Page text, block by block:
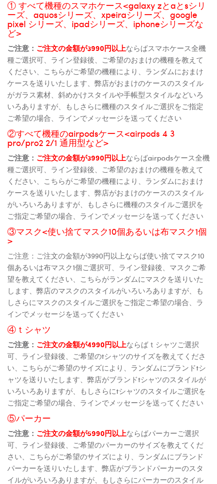
① すべて機種のスマホケース<galaxy zとaとsシリ
ーズ、aquosシリーズ、xpeiraシリーズ、google
pixel シリーズ、ipadシリーズ、iphoneシリーズな
ど>
ご注意： ご注文の金額が3990円以上ならばスマホケース全機
種ご選択可、ライン登録後、ご希望のおまけの機種を教えて
ください、こちらがご希望の機種により、ランダムにおまけ
ケースを送りいたします、弊店がおまけのケースのスタイル
がガラス素材、斜めかけスタイルや手帳型スタイルなどいろ
いろありますが、もしさらに機種のスタイルご選択をご指定
ご希望の場合、ラインでメッセージを送ってください
②すべて機種のairpodsケース<airpods 4 3
pro/pro2 2/1 通用型など>
ご注意： ご注文の金額が3990円以上ならばairpodsケース全機
種ご選択可、ライン登録後、ご希望のおまけの機種を教えて
ください、こちらがご希望の機種により、ランダムにおまけ
ケースを送りいたします、弊店がおまけのケースのスタイル
がいろいろありますが、もしさらに機種のスタイルご選択を
ご指定ご希望の場合、ラインでメッセージを送ってください
③マスク<使い捨てマスク10個あるいは布マスク1個
>
ご注意：ご注文の金額が3990円以上ならば使い捨てマスク10
個あるいは布マスク1個ご選択可、ライン登録後、マスクご希
望を教えてください、こちらがランダムにマスクを送りいた
します、弊店のマスクのスタイルがいろいろありますが、も
しさらにマスクのスタイルご選択をご指定ご希望の場合、ラ
インでメッセージを送ってください
④ｔシャツ
ご注意： ご注文の金額が4990円以上ならばｔシャツご選択
可、ライン登録後、ご希望のtシャツのサイズを教えてくださ
い、こちらがご希望のサイズにより、ランダムにブランドtシ
ャツを送りいたします、弊店がブランドtシャツのスタイルが
いろいろありますが、もしさらにtシャツのスタイルご選択を
ご指定ご希望の場合、ラインでメッセージを送ってください
⑤パーカー
ご注意： ご注文の金額が5990円以上ならばパーカーご選択
可、ライン登録後、ご希望のパーカーのサイズを教えてくだ
さい、こちらがご希望のサイズにより、ランダムにブランド
パーカーを送りいたします、弊店がブランドパーカーのスタ
イルがいろいろありますが、もしさらにパーカーのスタイル